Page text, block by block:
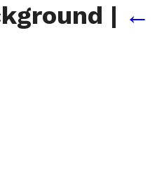
| ←